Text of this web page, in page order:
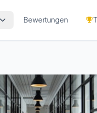
Bewertungen